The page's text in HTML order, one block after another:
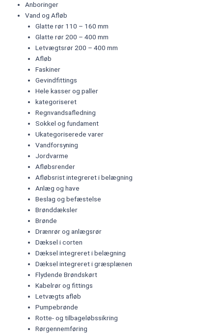
Anboringer
Vand og Afløb
Glatte rør 110 – 160 mm
Glatte rør 200 – 400 mm
Letvægtsrør 200 – 400 mm
Afløb
Faskiner
Gevindfittings
Hele kasser og paller
kategoriseret
Regnvandsafledning
Sokkel og fundament
Ukategoriserede varer
Vandforsyning
Jordvarme
Afløbsrender
Afløbsrist integreret i belægning​
Anlæg og have
Beslag og befæstelse
Brønddæksler
Brønde
Drænrør og anlægsrør
Dæksel i corten
Dæksel integreret i belægning​
Dæksel integreret i græsplænen​
Flydende Brøndskørt​
Kabelrør og fittings
Letvægts afløb
Pumpebrønde
Rotte- og tilbageløbssikring
Rørgennemføring